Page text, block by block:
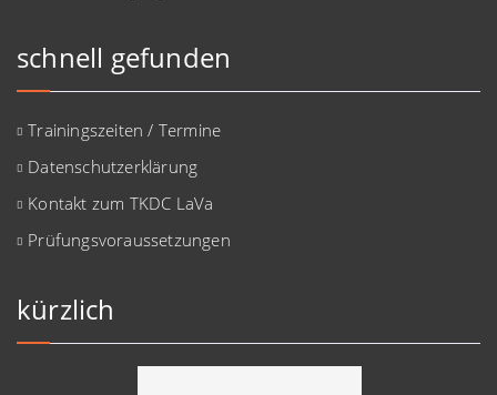
schnell gefunden
Trainingszeiten / Termine
Datenschutzerklärung
Kontakt zum TKDC LaVa
Prüfungsvoraussetzungen
kürzlich